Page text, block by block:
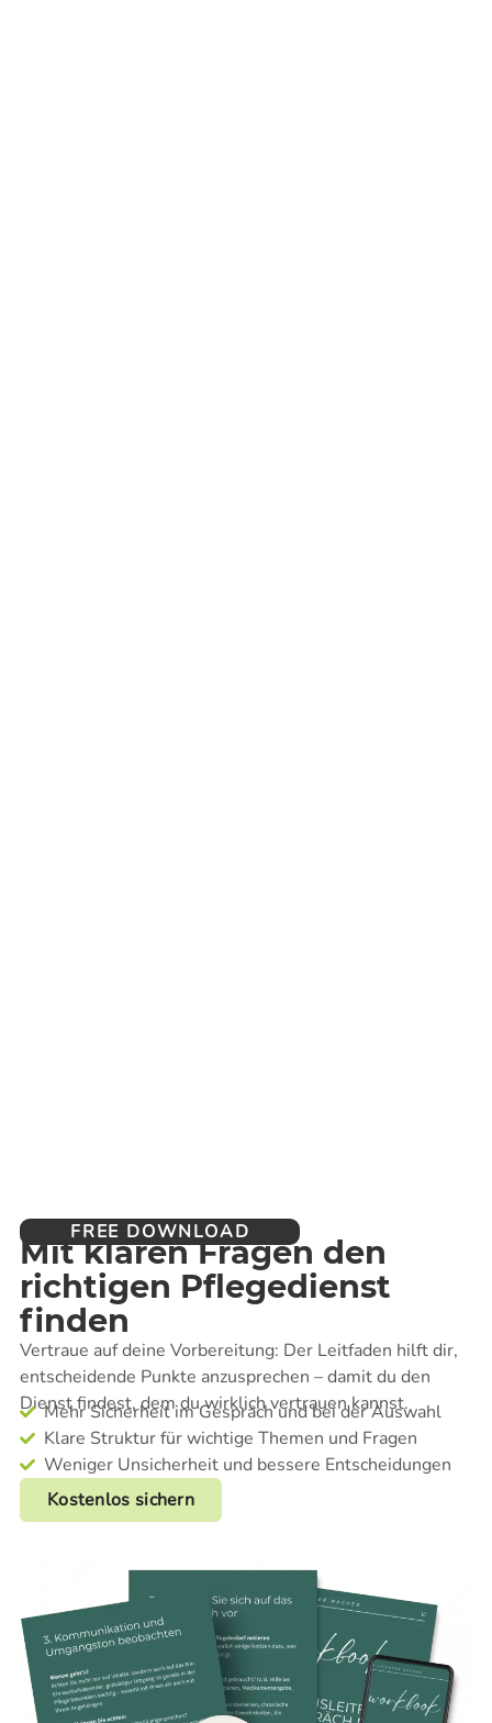
FREE DOWNLOAD
Mit klaren Fragen den
richtigen Pflegedienst
finden
Vertraue auf deine Vorbereitung: Der Leitfaden hilft dir,
entscheidende Punkte anzusprechen – damit du den
Dienst findest, dem du wirklich vertrauen kannst.
Mehr Sicherheit im Gespräch und bei der Auswahl
Klare Struktur für wichtige Themen und Fragen
Weniger Unsicherheit und bessere Entscheidungen
Kostenlos sichern